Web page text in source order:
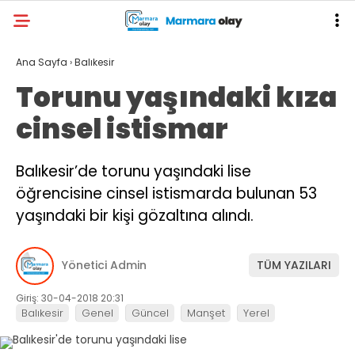
Ana Sayfa ›Balıkesir
Torunu yaşındaki kıza
cinsel istismar
Balıkesir’de torunu yaşındaki lise
öğrencisine cinsel istismarda bulunan 53
yaşındaki bir kişi gözaltına alındı.
Yönetici Admin TÜM YAZILARI
Giriş: 30-04-2018 20:31
Balıkesir Genel Güncel Manşet Yerel